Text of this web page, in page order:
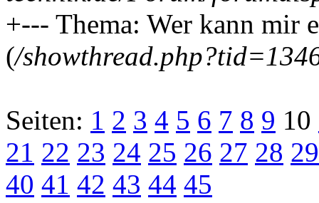
+--- Thema: Wer kann mir
(/
Seiten: 1 2 3 4 5 6 7 8 9 10
21 22 23 24 25 26 27 28 29
40 41 42 43 44 45